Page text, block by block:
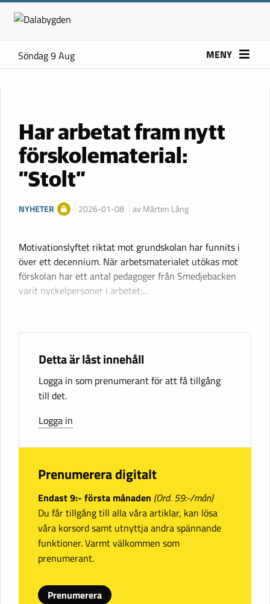
Söndag 9 Aug MENY
Har arbetat fram nytt
förskolematerial:
”Stolt”
NYHETER 2026-01-08 av Mårten Lång
Motivationslyftet riktat mot grundskolan har funnits i
över ett decennium. När arbetsmaterialet utökas mot
förskolan har ett antal pedagoger från Smedjebacken
varit nyckelpersoner i arbetet:…
Detta är låst innehåll
Logga in som prenumerant för att få tillgång
till det.
Logga in
Prenumerera digitalt
Endast 9:- första månaden (Ord. 59:-/mån)
Du får tillgång till alla våra artiklar, kan lösa
våra korsord samt utnyttja andra spännande
funktioner. Varmt välkommen som
prenumerant.
Prenumerera